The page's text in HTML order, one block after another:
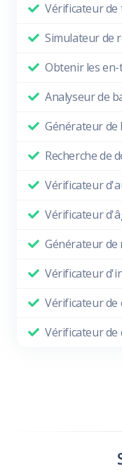
Vérificateur de
Simulateur de
Obtenir les
Analyseur de
Générateur de
Recherche de
Vérificateur
Vérificateur
Générateur
Vérificateur
Vérificateur de
Vérificateur de